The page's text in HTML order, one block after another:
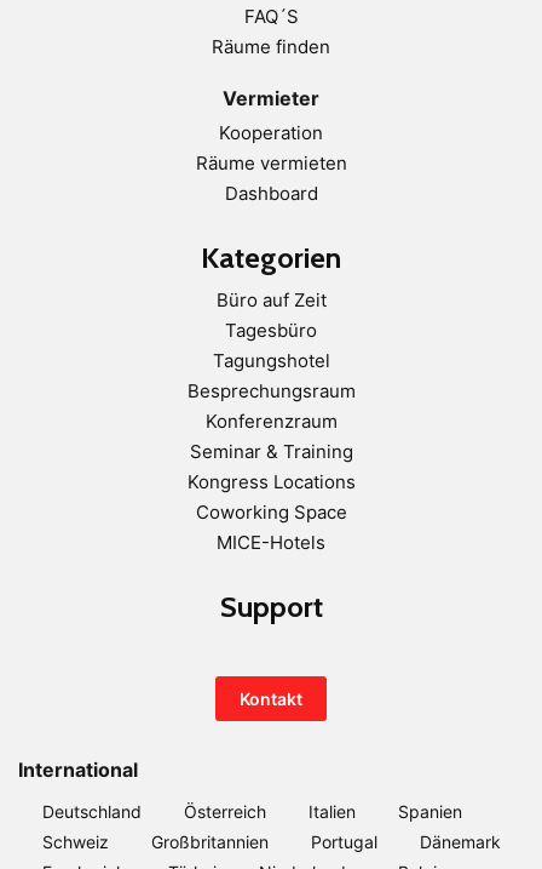
FAQ´S
Räume finden
Vermieter
Kooperation
Räume vermieten
Dashboard
Kategorien
Büro auf Zeit
Tagesbüro
Tagungshotel
Besprechungsraum
Konferenzraum
Seminar & Training
Kongress Locations
Coworking Space
MICE-Hotels
Support
Kontakt
International
Deutschland Österreich Italien
Spanien
Schweiz
Großbritannien Portugal
Dänemark